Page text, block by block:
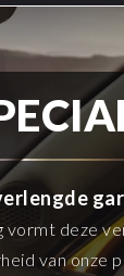
deze
van onze